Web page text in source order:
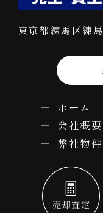
東京都練馬区練
ホーム
会社概要
弊社物件